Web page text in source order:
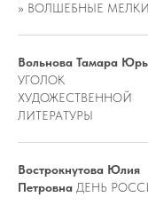
» ВОЛШЕБНЫЕ
Вольнова Тамара
УГОЛОК
ХУДОЖЕСТВЕННОЙ
ЛИТЕРАТУРЫ
Вострокнутова Юлия
Петровна ДЕНЬ